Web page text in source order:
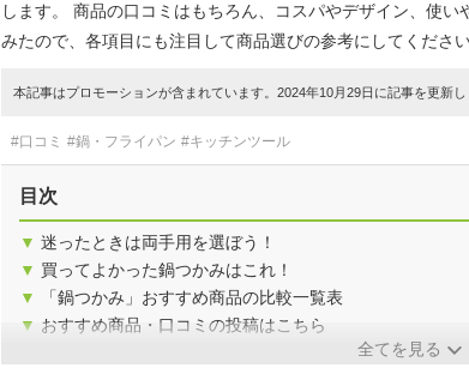
します。 商品の口コミはもちろん、コスパやデザイン、使
みたので、各項目にも注目して商品選びの参考にしてください
本記事はプロモーションが含まれています。2024年10月29日に記事を更新し
#口コミ #鍋・フライパン #キッチンツール
目次
▼ 迷ったときは両手用を選ぼう！
▼ 買ってよかった鍋つかみはこれ！
▼
「鍋つかみ」おすすめ商品の比較一覧表
▼ おすすめ商品・口コミの投稿はこちら
全てを見る